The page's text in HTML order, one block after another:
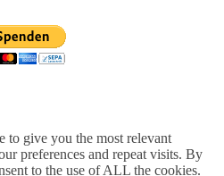
to give you the most relevant
preferences and repeat visits. By
to the use of ALL the cookies.